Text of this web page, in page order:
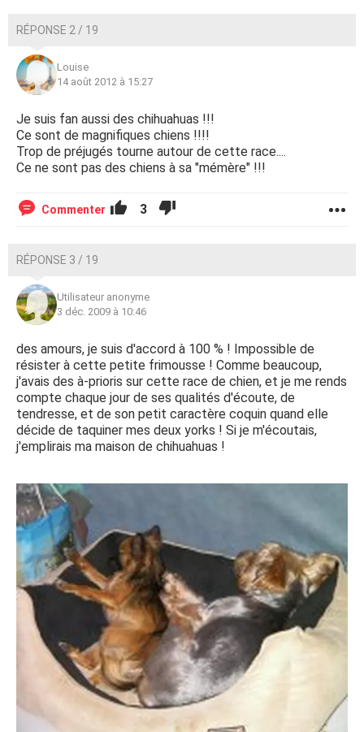
RÉPONSE 2 / 19
Louise
14 août 2012 à 15:27
Je suis fan aussi des chihuahuas !!!
Ce sont de magnifiques chiens !!!!
Trop de préjugés tourne autour de cette race....
Ce ne sont pas des chiens à sa "mémère" !!!
Commenter 3
RÉPONSE 3 / 19
Utilisateur anonyme
3 déc. 2009 à 10:46
des amours, je suis d'accord à 100 % ! Impossible de
résister à cette petite frimousse ! Comme beaucoup,
j'avais des à-prioris sur cette race de chien, et je me rends
compte chaque jour de ses qualités d'écoute, de
tendresse, et de son petit caractère coquin quand elle
décide de taquiner mes deux yorks ! Si je m'écoutais,
j'emplirais ma maison de chihuahuas !